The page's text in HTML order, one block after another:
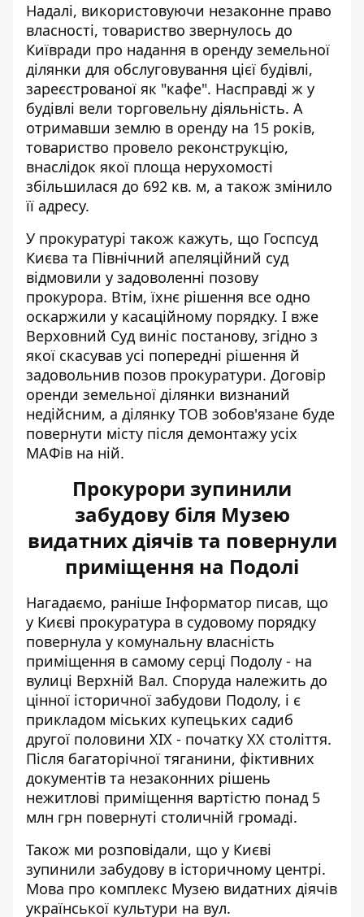
Надалі, використовуючи незаконне право
власності, товариство звернулось до
Київради про надання в оренду земельної
ділянки для обслуговування цієї будівлі,
зареєстрованої як "кафе". Насправді ж у
будівлі вели торговельну діяльність. А
отримавши землю в оренду на 15 років,
товариство провело реконструкцію,
внаслідок якої площа нерухомості
збільшилася до 692 кв. м, а також змінило
її адресу.
У прокуратурі також кажуть, що Госпсуд
Києва та Північний апеляційний суд
відмовили у задоволенні позову
прокурора. Втім, їхнє рішення все одно
оскаржили у касаційному порядку. І вже
Верховний Суд виніс постанову, згідно з
якої скасував усі попередні рішення й
задовольнив позов прокуратури. Договір
оренди земельної ділянки визнаний
недійсним, а ділянку ТОВ зобов'язане буде
повернути місту після демонтажу усіх
МАФів на ній.
Прокурори зупинили
забудову біля Музею
видатних діячів та повернули
приміщення на Подолі
Нагадаємо, раніше Інформатор писав, що
у Києві прокуратура в судовому порядку
повернула у комунальну власність
приміщення в самому серці Подолу - на
вулиці Верхній Вал. Споруда належить до
цінної історичної забудови Подолу, і є
прикладом міських купецьких садиб
другої половини ХІХ - початку ХХ століття.
Після багаторічної тяганини, фіктивних
документів та незаконних рішень
нежитлові приміщення вартістю понад 5
млн грн повернуті столичній громаді.
Також ми розповідали, що у Києві
зупинили забудову в історичному центрі.
Мова про комплекс Музею видатних діячів
української культури на вул.